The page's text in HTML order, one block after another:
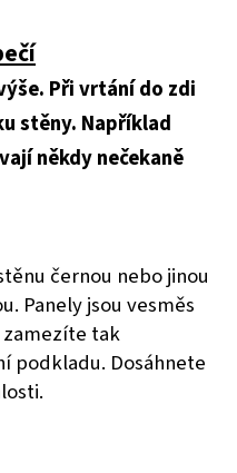
Při vrtání do zdi
stěny. Například
někdy nečekaně
černou nebo jinou
Panely jsou vesměs
tak
podkladu. Dosáhnete